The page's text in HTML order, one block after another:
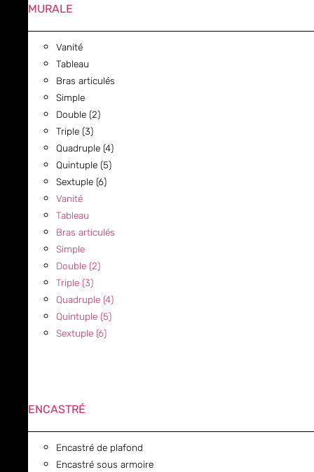
MURALE
Vanité
Tableau
Bras articulés
Simple
Double (2)
Triple (3)
Quadruple (4)
Quintuple (5)
Sextuple (6)
Vanité
Tableau
Bras articulés
Simple
Double (2)
Triple (3)
Quadruple (4)
Quintuple (5)
Sextuple (6)
ENCASTRÉ
Encastré de plafond
Encastré sous armoire